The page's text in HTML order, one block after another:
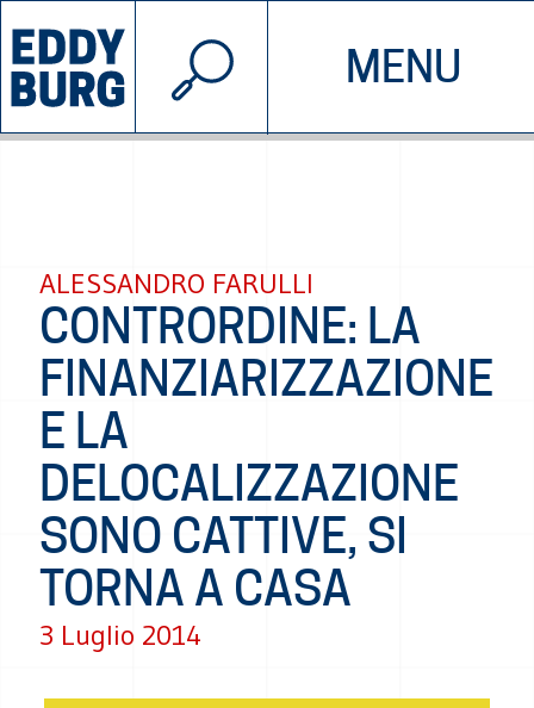
MENU
INIZIATIVE CHI SIAMO
© 2026 EDDYBURG
ALESSANDRO FARULLI
CONTRORDINE: LA
FINANZIARIZZAZIONE
E LA
DELOCALIZZAZIONE
SONO CATTIVE, SI
TORNA A CASA
3 Luglio 2014